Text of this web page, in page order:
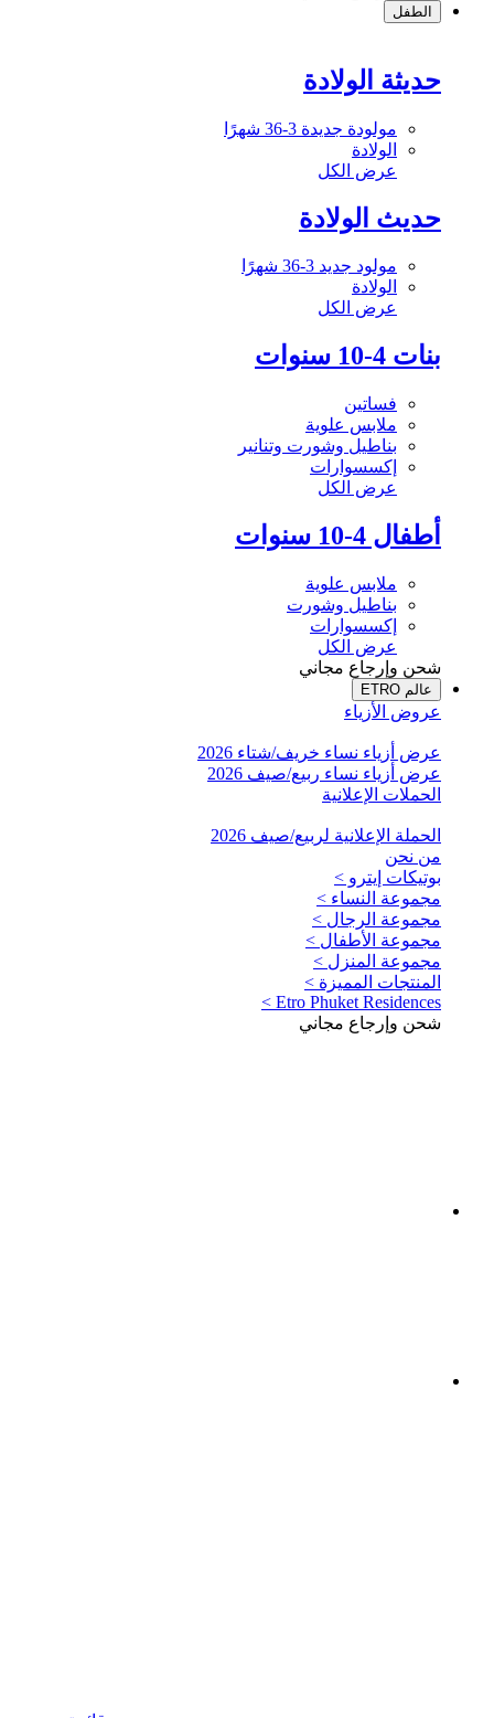
الطفل
حديثة الولادة
مولودة جديدة 3-36 شهرًا
الولادة
عرض الكل
حديث الولادة
مولود جديد 3-36 شهرًا
الولادة
عرض الكل
بنات 4-10 سنوات
فساتين
ملابس علوية
بناطيل وشورت وتنانير
إكسسوارات
عرض الكل
أطفال 4-10 سنوات
ملابس علوية
بناطيل وشورت
إكسسوارات
عرض الكل
شحن وإرجاع مجاني
عالم ETRO
عروض الأزياء
عرض أزياء نساء خريف/شتاء 2026
عرض أزياء نساء ربيع/صيف 2026
الحملات الإعلانية
الحملة الإعلانية لربيع/صيف 2026
من نحن
بوتيكات إيترو >
مجموعة النساء >
مجموعة الرجال >
مجموعة الأطفال >
مجموعة المنزل >
المنتجات المميزة >
Etro Phuket Residences >
شحن وإرجاع مجاني